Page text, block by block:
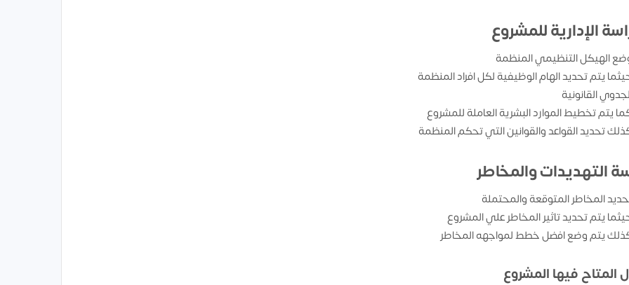
الإدارية للمشروع
الهيكل التنظيمي المنظمة
يتم تحديد الهام الوظيفية لكل افراد المنظمة
القانونية
يتم تخطيط الموارد البشرية العاملة للمشروع
تحديد القواعد والقوانين التي تحكم المنظمة
التهديدات والمخاطر
المخاطر المتوقعة والمحتملة
يتم تحديد تاثير المخاطر علي المشروع
يتم وضع افضل خطط لمواجهه المخاطر
المتاح فيها المشروع